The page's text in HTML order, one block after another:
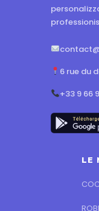
6 rue du
+33 9 66
LE